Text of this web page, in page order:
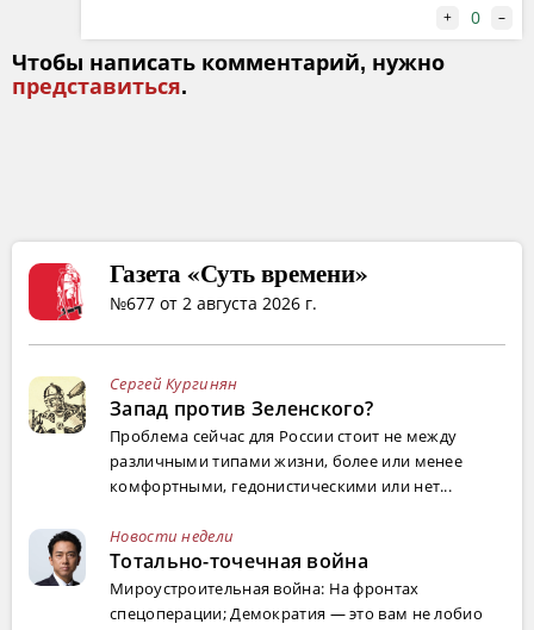
+ 0 –
Чтобы написать комментарий, нужно
представиться.
Газета «Суть времени»
№677 от 2 августа 2026 г.
Сергей Кургинян
Запад против Зеленского?
Проблема сейчас для России стоит не между
различными типами жизни, более или менее
комфортными, гедонистическими или нет...
Новости недели
Тотально-точечная война
Мироустроительная война: На фронтах
спецоперации; Демократия — это вам не лобио